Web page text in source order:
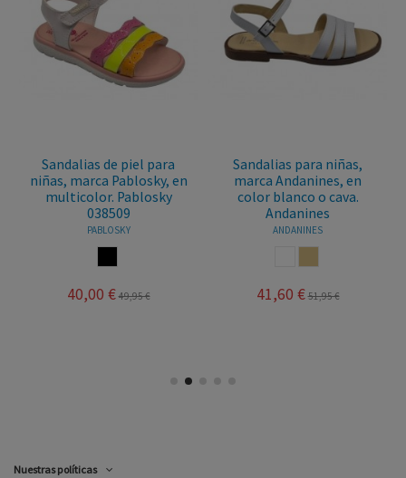
Sandalias de piel para
niñas, marca Pablosky, en
multicolor. Pablosky
038509
PABLOSKY
40,00 € 49,95 €
Sandalias para niñas,
marca Andanines, en
color blanco o cava.
Andanines
ANDANINES
41,60 € 51,95 €
Nuestras políticas